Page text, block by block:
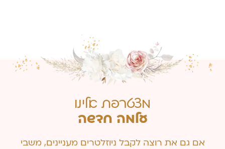
מצטרפת אלינו
עלמה חדשה
אם גם את רוצה לקבל ניוזלטרים מעניינים, משבי